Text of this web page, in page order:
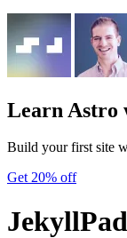
Learn Astro
Build your first site
Get 20% off